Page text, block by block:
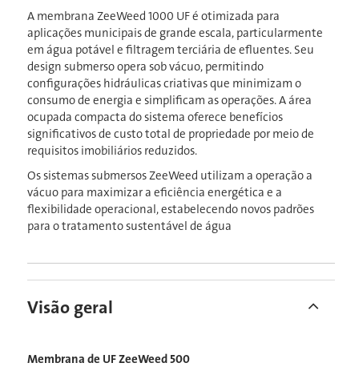
A membrana ZeeWeed 1000 UF é otimizada para
aplicações municipais de grande escala, particularmente
em água potável e filtragem terciária de efluentes. Seu
design submerso opera sob vácuo, permitindo
configurações hidráulicas criativas que minimizam o
consumo de energia e simplificam as operações. A área
ocupada compacta do sistema oferece benefícios
significativos de custo total de propriedade por meio de
requisitos imobiliários reduzidos.
Os sistemas submersos ZeeWeed utilizam a operação a
vácuo para maximizar a eficiência energética e a
flexibilidade operacional, estabelecendo novos padrões
para o tratamento sustentável de água
Visão geral
Membrana de UF ZeeWeed 500